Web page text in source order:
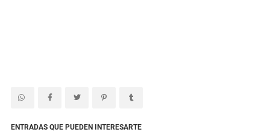
ENTRADAS QUE PUEDEN INTERESARTE